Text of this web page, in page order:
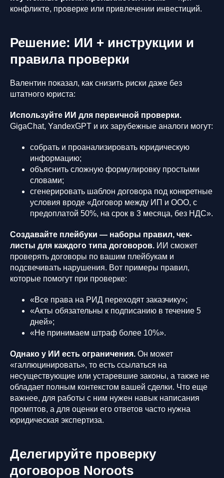
конфликте, проверке или привлечении инвестиций.
Решение: ИИ + инструкции и
правила проверки
Валентин показал, как снизить риски даже без
штатного юриста:
Используйте ИИ для первичной проверки.
GigaChat, YandexGPT и их зарубежные аналоги могут:
собрать и проанализировать юридическую
информацию;
объяснить сложную формулировку простыми
словами;
сгенерировать шаблон договора под конкретные
условия вроде «Договор между ИП и ООО, с
предоплатой 50%, на срок в 3 месяца, без НДС».
Создавайте плейбуки — наборы правил, чек-
листы для каждого типа договоров. ИИ сможет
проверять договоры по вашим плейбукам и
подсвечивать нарушения. Вот примеры правил,
которые помогут при проверке:
«Все права на РИД переходят заказчику»;
«Акты обязательны к подписанию в течение 5
дней»;
«Не принимаем штраф более 10%».
Однако у ИИ есть ограничения. Он может
«галлюцинировать», то есть ссылаться на
несуществующие или устаревшие законы, а также не
обладает полным контекстом вашей сделки. Что еще
важнее, для работы с ним нужен навык написания
промптов, а для оценки его ответов часто нужна
юридическая экспертиза.
Делегируйте проверку
договоров Noroots